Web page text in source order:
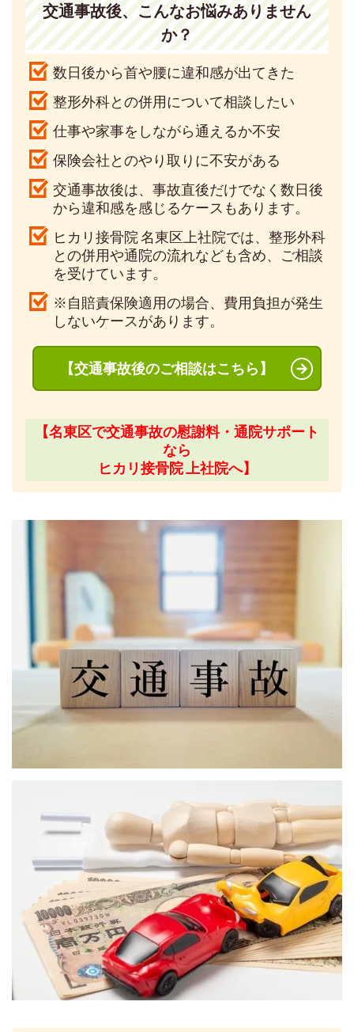
交通事故後、こんなお悩みありません
か？
数日後から首や腰に違和感が出てきた
整形外科との併用について相談したい
仕事や家事をしながら通えるか不安
保険会社とのやり取りに不安がある
交通事故後は、事故直後だけでなく数日後
から違和感を感じるケースもあります。
ヒカリ接骨院 名東区上社院では、整形外科
との併用や通院の流れなども含め、ご相談
を受けています。
※自賠責保険適用の場合、費用負担が発生
しないケースがあります。
【交通事故後のご相談はこちら】
【名東区で交通事故の慰謝料・通院サポート
なら
ヒカリ接骨院 上社院へ】